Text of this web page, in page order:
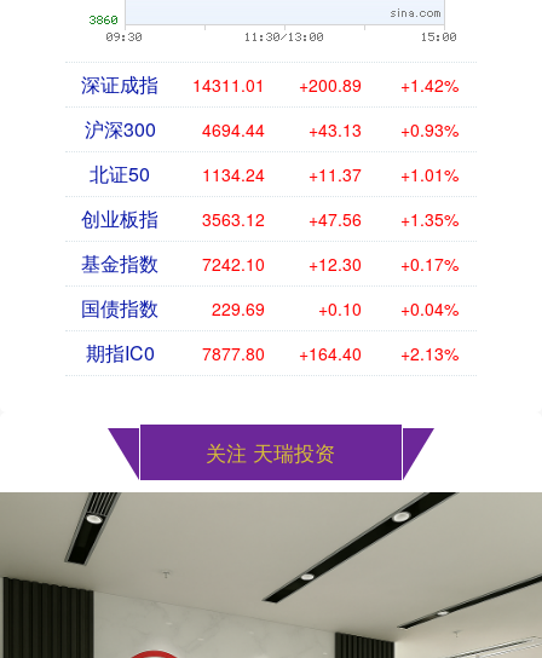
深证成指 14311.01 +200.89 +1.42%
沪深300 4694.44 +43.13 +0.93%
北证50 1134.24 +11.37 +1.01%
创业板指 3563.12 +47.56 +1.35%
基金指数 7242.10 +12.30 +0.17%
国债指数 229.69 +0.10 +0.04%
期指IC0 7877.80 +164.40 +2.13%
关注 天瑞投资